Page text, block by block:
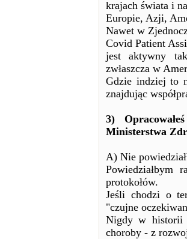
krajach świata i
Europie, Azji,
Nawet w
Covid Patient
jest aktywny
zwłaszcza w
Gdzie indziej to
znajdując
3)
Ministerstwa
A) Nie
Powiedziałbym
protokołów.
Jeśli chodzi o
"czujne
Nigdy w historii
choroby - z